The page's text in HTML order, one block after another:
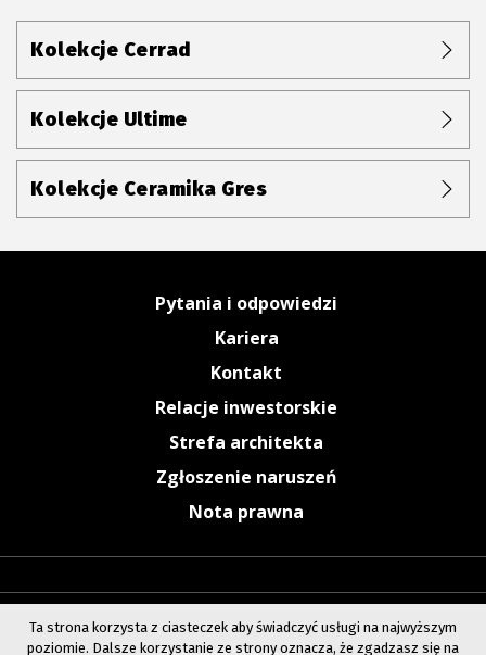
Kolekcje Cerrad
Kolekcje Ultime
Kolekcje Ceramika Gres
Pytania i odpowiedzi
Kariera
Kontakt
Relacje inwestorskie
Strefa architekta
Zgłoszenie naruszeń
Nota prawna
Ta strona korzysta z ciasteczek aby świadczyć usługi na najwyższym
poziomie. Dalsze korzystanie ze strony oznacza, że zgadzasz się na